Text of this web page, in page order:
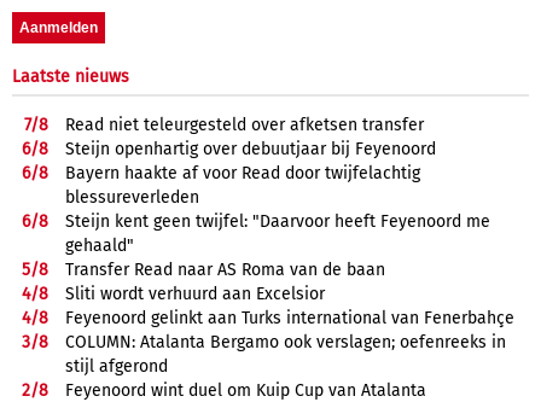
Laatste nieuws
7/8
Read niet teleurgesteld over afketsen transfer
6/8
Steijn openhartig over debuutjaar bij Feyenoord
6/8
Bayern haakte af voor Read door twijfelachtig
blessureverleden
6/8
Steijn kent geen twijfel: "Daarvoor heeft Feyenoord me
gehaald"
5/8
Transfer Read naar AS Roma van de baan
4/8
Sliti wordt verhuurd aan Excelsior
4/8
Feyenoord gelinkt aan Turks international van Fenerbahçe
3/8
COLUMN: Atalanta Bergamo ook verslagen; oefenreeks in
stijl afgerond
2/8
Feyenoord wint duel om Kuip Cup van Atalanta